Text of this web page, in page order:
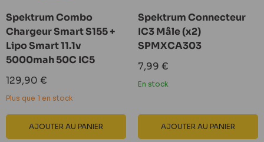
Spektrum Combo
Chargeur Smart S155 +
Lipo Smart 11.1v
5000mah 50C IC5
Prix
réduit
129,90 €
Plus que 1 en stock
AJOUTER AU PANIER
Spektrum Connecteur
IC3 Mâle (x2)
SPMXCA303
Prix
réduit
7,99 €
En stock
AJOUTER AU PANIER